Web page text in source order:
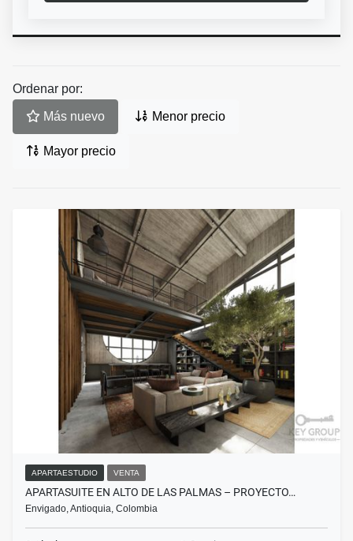
Ordenar por:
Más nuevo Menor precio
Mayor precio
APARTAESTUDIO VENTA
APARTASUITE EN ALTO DE LAS PALMAS – PROYECTO…
Envigado, Antioquia, Colombia